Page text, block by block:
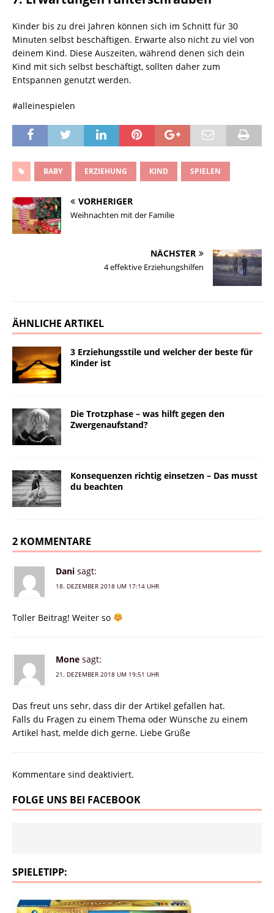
Kinder bis zu drei Jahren können sich im Schnitt für 30
Minuten selbst beschäftigen. Erwarte also nicht zu viel von
deinem Kind. Diese Auszeiten, während denen sich dein
Kind mit sich selbst beschäftigt, sollten daher zum
Entspannen genutzt werden.
#alleinespielen
BABY ERZIEHUNG KIND SPIELEN
VORHERIGER
Weihnachten mit der Familie
NÄCHSTER
4 effektive Erziehungshilfen
ÄHNLICHE ARTIKEL
3 Erziehungsstile und welcher der beste für
Kinder ist
Die Trotzphase – was hilft gegen den
Zwergenaufstand?
Konsequenzen richtig einsetzen – Das musst
du beachten
2 KOMMENTARE
Dani sagt:
18. DEZEMBER 2018 UM 17:14 UHR
Toller Beitrag! Weiter so
Mone sagt:
21. DEZEMBER 2018 UM 19:51 UHR
Das freut uns sehr, dass dir der Artikel gefallen hat.
Falls du Fragen zu einem Thema oder Wünsche zu einem
Artikel hast, melde dich gerne. Liebe Grüße
Kommentare sind deaktiviert.
FOLGE UNS BEI FACEBOOK
SPIELETIPP: